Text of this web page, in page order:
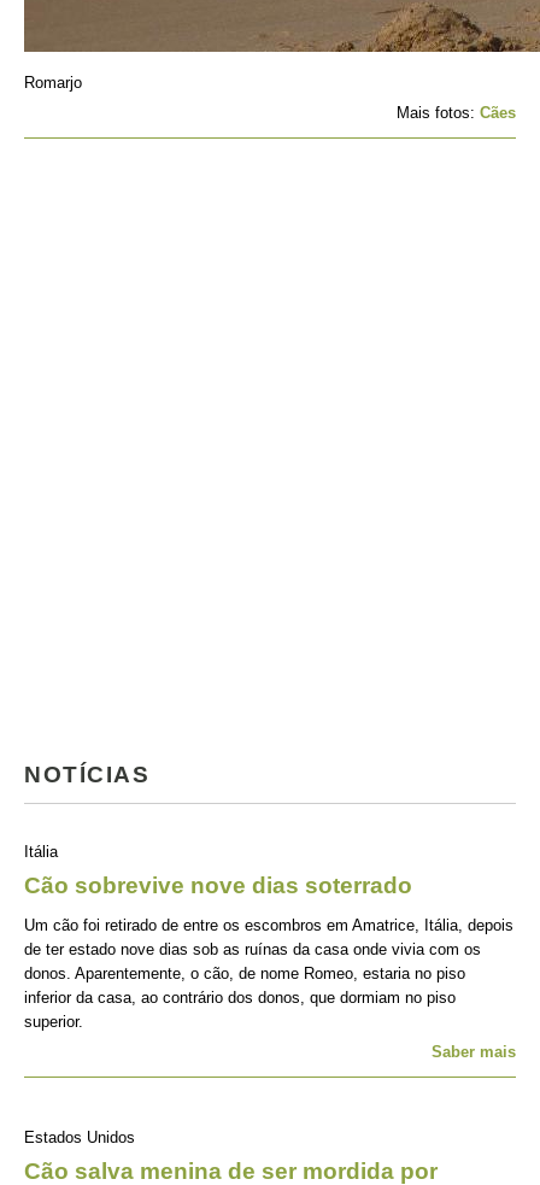
Romarjo
Mais fotos: Cães
NOTÍCIAS
Itália
Cão sobrevive nove dias soterrado
Um cão foi retirado de entre os escombros em Amatrice, Itália, depois
de ter estado nove dias sob as ruínas da casa onde vivia com os
donos. Aparentemente, o cão, de nome Romeo, estaria no piso
inferior da casa, ao contrário dos donos, que dormiam no piso
superior.
Saber mais
Estados Unidos
Cão salva menina de ser mordida por